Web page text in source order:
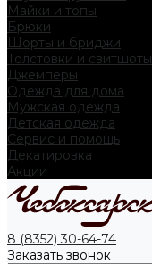
Майки и топы
Брюки
Шорты и бриджи
Толстовки и свитшоты
Джемперы
Одежда для дома
Мужская одежда
Детская одежда
Сервис и помощь
Декатировка
Акции
8 (8352) 30-64-74
Заказать звонок